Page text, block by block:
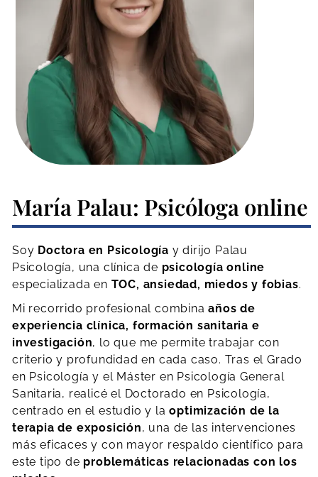
María Palau: Psicóloga online
Soy Doctora en Psicología y dirijo Palau
Psicología, una clínica de psicología online
especializada en TOC, ansiedad, miedos y fobias.
Mi recorrido profesional combinaaños de
experiencia clínica, formación sanitaria e
investigación, lo que me permite trabajar con
criterio y profundidad en cada caso. Tras el Grado
en Psicología y el Máster en Psicología General
Sanitaria, realicé el Doctorado en Psicología,
centrado en el estudio y laoptimización de la
terapia de exposición, una de las intervenciones
más eficaces y con mayor respaldo científico para
este tipo de problemáticas relacionadas con los